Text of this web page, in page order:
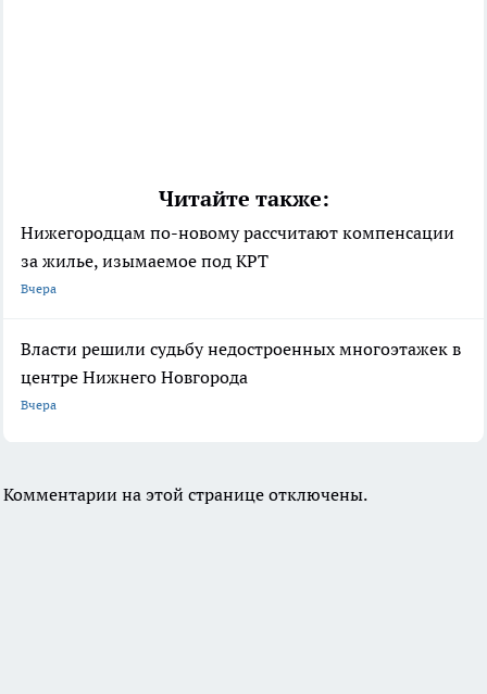
Читайте также:
Нижегородцам по-новому рассчитают компенсации
за жилье, изымаемое под КРТ
Вчера
Власти решили судьбу недостроенных многоэтажек в
центре Нижнего Новгорода
Вчера
Комментарии на этой странице отключены.